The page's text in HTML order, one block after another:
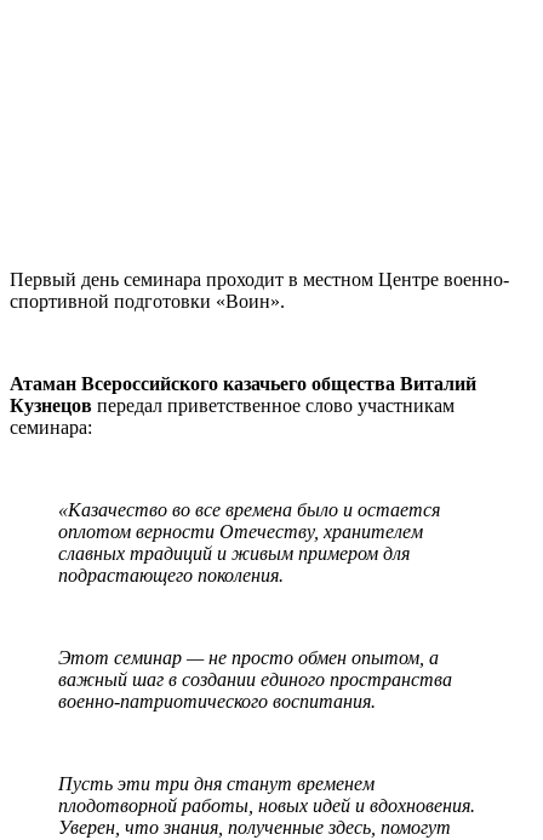
Первый день семинара проходит в местном Центре военно-
спортивной подготовки «Воин».
Атаман Всероссийского казачьего общества Виталий
Кузнецов передал приветственное слово участникам
семинара:
«Казачество во все времена было и остается
оплотом верности Отечеству, хранителем
славных традиций и живым примером для
подрастающего поколения.
Этот семинар — не просто обмен опытом, а
важный шаг в создании единого пространства
военно-патриотического воспитания.
Пусть эти три дня станут временем
плодотворной работы, новых идей и вдохновения.
Уверен, что знания, полученные здесь, помогут